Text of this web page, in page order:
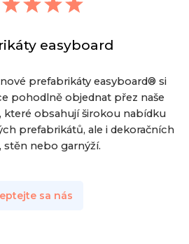
easyboard
prefabrikáty easyboard® si
pohodlně objednat přez naše
které obsahují širokou nabídku
prefabrikátů, ale i dekoračních
stěn nebo garnýží.
sa nás